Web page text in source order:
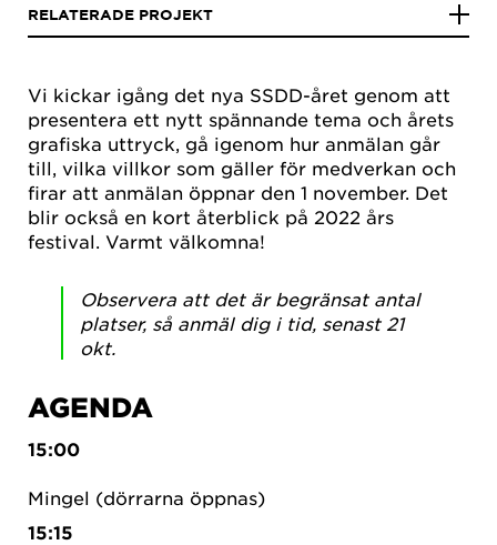
Vi kickar igång det nya SSDD-året genom att
presentera ett nytt spännande tema och årets
grafiska uttryck, gå igenom hur anmälan går
till, vilka villkor som gäller för medverkan och
firar att anmälan öppnar den 1 november. Det
blir också en kort återblick på 2022 års
festival. Varmt välkomna!
Observera att det är begränsat antal
platser, så anmäl dig i tid, senast 21
okt.
AGENDA
15:00
Mingel (dörrarna öppnas)
15:15
RELATERADE PROJEKT